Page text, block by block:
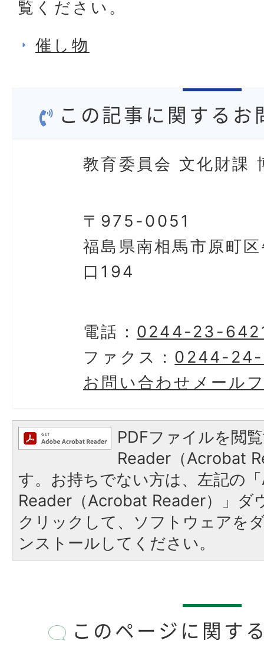
覧ください。
催し物
この記事に関するお
教育委員会 文化財課
〒975-0051
福島県南相馬市原町
口194
電話： 0244-23-
ファクス： 0244-
お問い合わせメール
PDFファイルを閲
Reader（Acrobat
す。お持ちでない方は、左記の
Reader（Acrobat Reader）」ダ
クリックして、ソフトウェアを
ンストールしてください。
このページに関す